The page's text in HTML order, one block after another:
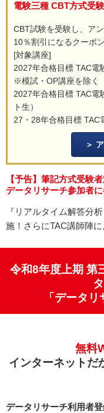
電験三種 CBT方式受
CBT試験を受験し、ア
10％割引になるクーポ
[対象講座]
2027年合格目標 TAC電
※模試・OP講座を除く
2027年合格目標 TAC電
ト生）
27・28年合格目標
【予告】筆記方式受験
データリサーチ参加者
『リアルタイム解答分
施！さらにTAC講師陣
令和8年度上期 第
「データ
無料
インターネットだ
データリサーチ利用者